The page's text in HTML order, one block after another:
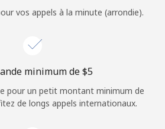
vos appels à la minute (arrondie).
minimum de ⁦$5⁩
pour un petit montant minimum de
de longs appels internationaux.